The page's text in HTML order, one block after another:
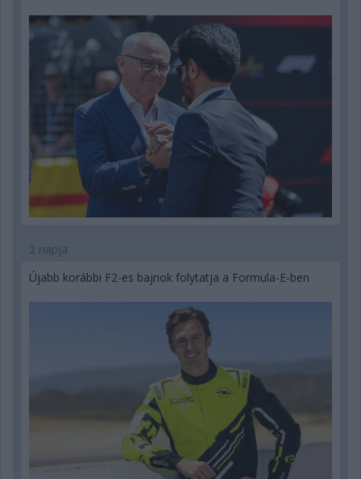
2 napja
Újabb korábbi F2-es bajnok folytatja a Formula-E-ben